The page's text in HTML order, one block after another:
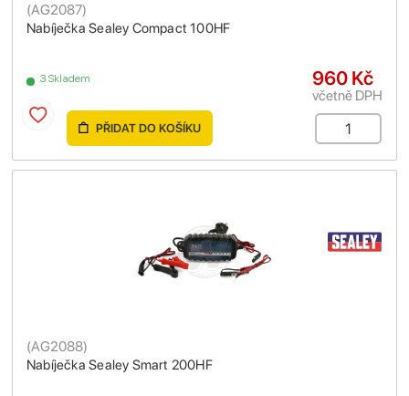
Nabíječka Sealey Compact 100HF
(AG2087)
3 Skladem 960 Kč
včetně DPH
PŘIDAT DO KOŠÍKU
Nabíječka Sealey Smart 200HF
(AG2088)